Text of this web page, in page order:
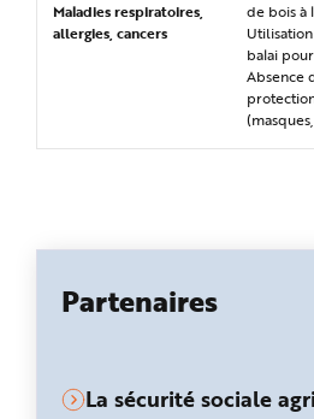
Maladies respiratoires,
allergies, cancers
de bois à
balai
Absence
Partenaires
La sécurité sociale